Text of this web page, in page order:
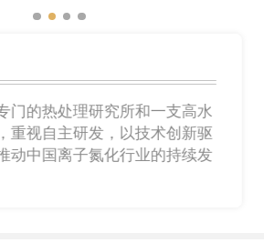
门的热处理研究所和一支高水
重视自主研发，以技术创新驱
动中国离子氮化行业的持续发